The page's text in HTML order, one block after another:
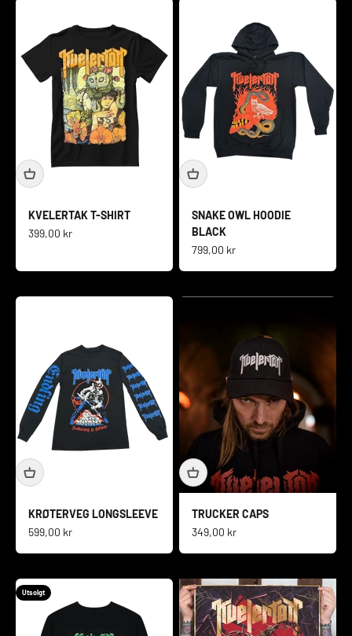
KVELERTAK T-SHIRT
Salgspris
399,00 kr
SNAKE OWL HOODIE
BLACK
Salgspris
799,00 kr
KRØTERVEG LONGSLEEVE
Salgspris
599,00 kr
TRUCKER CAPS
Salgspris
349,00 kr
Utsolgt